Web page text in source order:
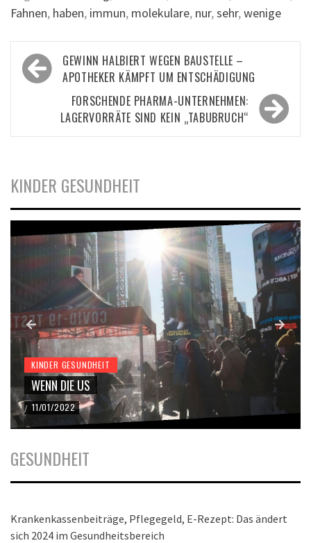
Fahnen, haben, immun, molekulare, nur,sehr,wenige
Beitragsnavigation
GEWINN HALBIERT WEGEN BAUSTELLE –
APOTHEKER KÄMPFT UM ENTSCHÄDIGUNG
FORSCHENDE PHARMA-UNTERNEHMEN:
LAGERVORRÄTE SIND KEIN „TABUBRUCH“
KINDER GESUNDHEIT
KINDER GESUNDHEIT
WENN DIE US
/ 11/01/2022
GESUNDHEIT
Krankenkassenbeiträge, Pflegegeld, E-Rezept: Das ändert
sich 2024 im Gesundheitsbereich